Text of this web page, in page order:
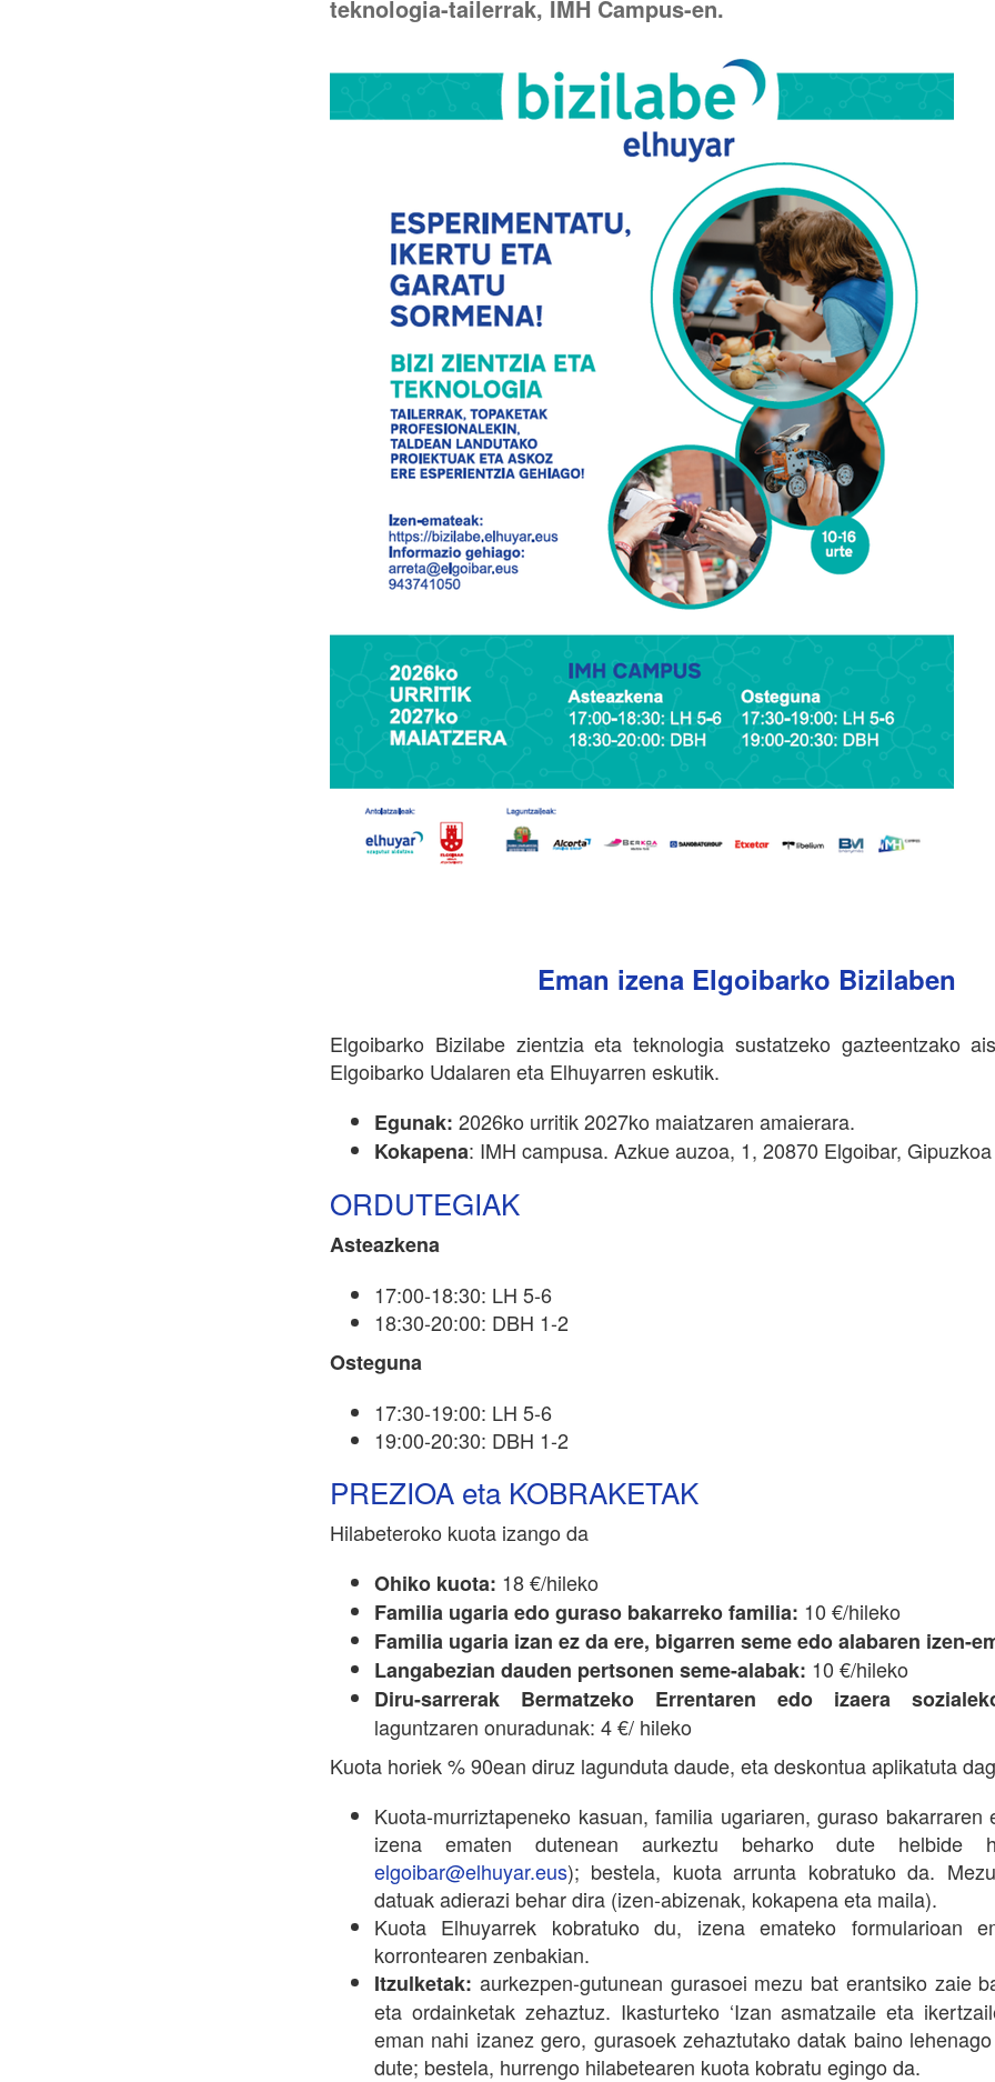
teknologia-tailerrak, IMH Campus-en.
Eman izena Elgoibarko Bizilaben
Elgoibarko Bizilabe zientzia eta teknologia sustatzeko gazteentzako
Elgoibarko Udalaren eta Elhuyarren eskutik.
Egunak: 2026ko urritik 2027ko maiatzaren amaierara.
Kokapena: IMH campusa. Azkue auzoa, 1, 20870 Elgoibar, Gipuzkoa
ORDUTEGIAK
Asteazkena
17:00-18:30: LH 5-6
18:30-20:00: DBH 1-2
Osteguna
17:30-19:00: LH 5-6
19:00-20:30: DBH 1-2
PREZIOA eta KOBRAKETAK
Hilabeteroko kuota izango da
Ohiko kuota: 18 €/hileko
Familia ugaria edo guraso bakarreko familia: 10 €/hileko
Familia ugaria izan ez da ere, bigarren seme edo alabaren izen-
Langabezian dauden pertsonen seme-alabak: 10 €/hileko
Diru-sarrerak Bermatzeko Errentaren edo izaera
laguntzaren onuradunak: 4 €/ hileko
Kuota horiek % 90ean diruz lagunduta daude, eta deskontua aplikatuta
Kuota-murriztapeneko kasuan, familia ugariaren, guraso bakarraren
izena ematen dutenean aurkeztu beharko dute helbide
elgoibar@elhuyar.eus); bestela, kuota arrunta kobratuko da.
datuak adierazi behar dira (izen-abizenak, kokapena eta maila).
Kuota Elhuyarrek kobratuko du, izena emateko formularioan
korrontearen zenbakian.
Itzulketak: aurkezpen-gutunean gurasoei mezu bat erantsiko zaie
eta ordainketak zehaztuz. Ikasturteko ‘Izan asmatzaile eta
eman nahi izanez gero, gurasoek zehaztutako datak baino
dute; bestela, hurrengo hilabetearen kuota kobratu egingo da.